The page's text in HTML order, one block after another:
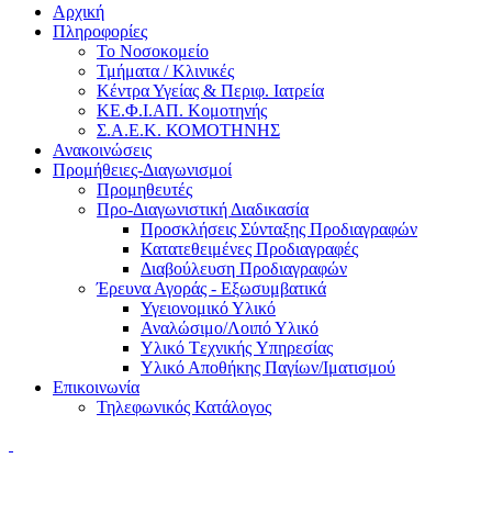
Αρχική
Πληροφορίες
Το Νοσοκομείο
Τμήματα / Κλινικές
Κέντρα Υγείας & Περιφ. Ιατρεία
ΚΕ.Φ.Ι.ΑΠ. Κομοτηνής
Σ.Α.Ε.Κ. ΚΟΜΟΤΗΝΗΣ
Ανακοινώσεις
Προμήθειες-Διαγωνισμοί
Προμηθευτές
Προ-Διαγωνιστική Διαδικασία
Προσκλήσεις Σύνταξης Προδιαγραφών
Κατατεθειμένες Προδιαγραφές
Διαβούλευση Προδιαγραφών
Έρευνα Αγοράς - Εξωσυμβατικά
Υγειονομικό Υλικό
Αναλώσιμο/Λοιπό Υλικό
Υλικό Tεχνικής Yπηρεσίας
Υλικό Αποθήκης Παγίων/Ιματισμού
Επικοινωνία
Τηλεφωνικός Κατάλογος